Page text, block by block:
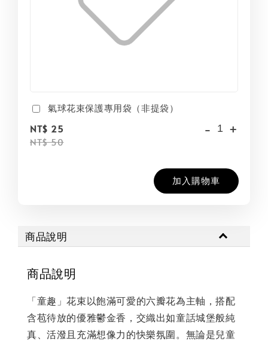
氣球花束保護專用袋（非提袋）
NT$ 25
NT$ 50
- +
加入購物車
商品說明
商品說明
「童趣」花束以飽滿可愛的六瓣花為主軸，搭配
含苞待放的優雅鬱金香，交織出如童話城堡般純
真、活潑且充滿想像力的快樂氛圍。無論是兒童